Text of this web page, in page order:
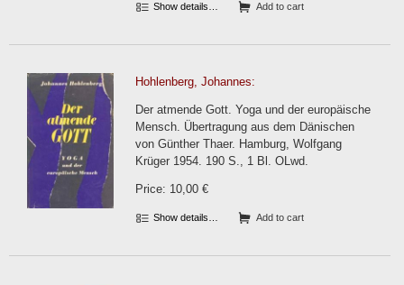
Show details… Add to cart
Hohlenberg, Johannes:
Der atmende Gott. Yoga und der europäische
Mensch. Übertragung aus dem Dänischen
von Günther Thaer. Hamburg, Wolfgang
Krüger 1954. 190 S., 1 Bl. OLwd.
Price: 10,00 €
Show details… Add to cart